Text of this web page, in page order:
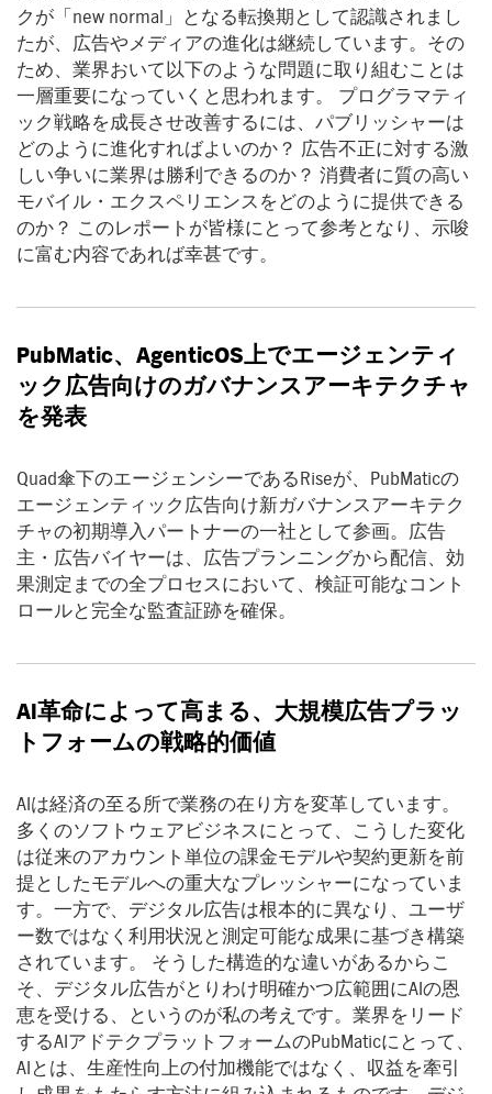
クが「new normal」となる転換期として認識されまし
たが、広告やメディアの進化は継続しています。その
ため、業界おいて以下のような問題に取り組むことは
一層重要になっていくと思われます。 プログラマティ
ック戦略を成長させ改善するには、パブリッシャーは
どのように進化すればよいのか？ 広告不正に対する激
しい争いに業界は勝利できるのか？ 消費者に質の高い
モバイル・エクスペリエンスをどのように提供できる
のか？ このレポートが皆様にとって参考となり、示唆
に富む内容であれば幸甚です。
PubMatic、 AgenticOS上でエージェンティ
ック広告向けのガバナンスアーキテクチャ
を発表
Quad傘下のエージェンシーであるRiseが、PubMaticの
エージェンティック広告向け新ガバナンスアーキテク
チャの初期導入パートナーの一社として参画。広告
主・広告バイヤーは、広告プランニングから配信、効
果測定までの全プロセスにおいて、検証可能なコント
ロールと完全な監査証跡を確保。
AI革命によって高まる、大規模広告プラッ
トフォームの戦略的価値
AIは経済の至る所で業務の在り方を変革しています。
多くのソフトウェアビジネスにとって、こうした変化
は従来のアカウント単位の課金モデルや契約更新を前
提としたモデルへの重大なプレッシャーになっていま
す。一方で、デジタル広告は根本的に異なり、ユーザ
ー数ではなく利用状況と測定可能な成果に基づき構築
されています。 そうした構造的な違いがあるからこ
そ、デジタル広告がとりわけ明確かつ広範囲にAIの恩
恵を受ける、というのが私の考えです。業界をリード
するAIアドテクプラットフォームのPubMaticにとって、
AIとは、生産性向上の付加機能ではなく、収益を牽引